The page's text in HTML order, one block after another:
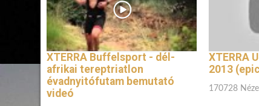
XTERRA Buffelsport - dél-
afrikai tereptriatlon
évadnyitófutam bemutató
videó
XTERRA
2013
170728